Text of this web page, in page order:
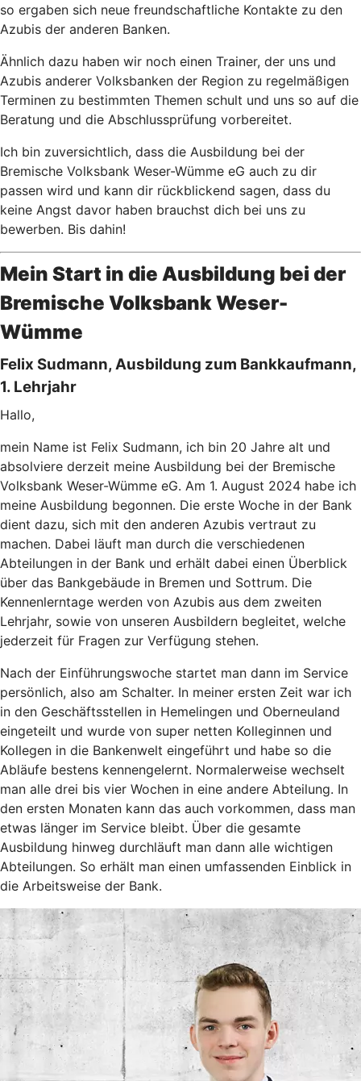
so ergaben sich neue freundschaftliche Kontakte zu den
Azubis der anderen Banken.
Ähnlich dazu haben wir noch einen Trainer, der uns und
Azubis anderer Volksbanken der Region zu regelmäßigen
Terminen zu bestimmten Themen schult und uns so auf die
Beratung und die Abschlussprüfung vorbereitet.
Ich bin zuversichtlich, dass die Ausbildung bei der
Bremische Volksbank Weser-Wümme eG auch zu dir
passen wird und kann dir rückblickend sagen, dass du
keine Angst davor haben brauchst dich bei uns zu
bewerben. Bis dahin!
Mein Start in die Ausbildung bei der
Bremische Volksbank Weser-
Wümme
Felix Sudmann, Ausbildung zum Bankkaufmann,
1. Lehrjahr
Hallo,
mein Name ist Felix Sudmann, ich bin 20 Jahre alt und
absolviere derzeit meine Ausbildung bei der Bremische
Volksbank Weser-Wümme eG. Am 1. August 2024 habe ich
meine Ausbildung begonnen. Die erste Woche in der Bank
dient dazu, sich mit den anderen Azubis vertraut zu
machen. Dabei läuft man durch die verschiedenen
Abteilungen in der Bank und erhält dabei einen Überblick
über das Bankgebäude in Bremen und Sottrum. Die
Kennenlerntage werden von Azubis aus dem zweiten
Lehrjahr, sowie von unseren Ausbildern begleitet, welche
jederzeit für Fragen zur Verfügung stehen.
Nach der Einführungswoche startet man dann im Service
persönlich, also am Schalter. In meiner ersten Zeit war ich
in den Geschäftsstellen in Hemelingen und Oberneuland
eingeteilt und wurde von super netten Kolleginnen und
Kollegen in die Bankenwelt eingeführt und habe so die
Abläufe bestens kennengelernt. Normalerweise wechselt
man alle drei bis vier Wochen in eine andere Abteilung. In
den ersten Monaten kann das auch vorkommen, dass man
etwas länger im Service bleibt. Über die gesamte
Ausbildung hinweg durchläuft man dann alle wichtigen
Abteilungen. So erhält man einen umfassenden Einblick in
die Arbeitsweise der Bank.